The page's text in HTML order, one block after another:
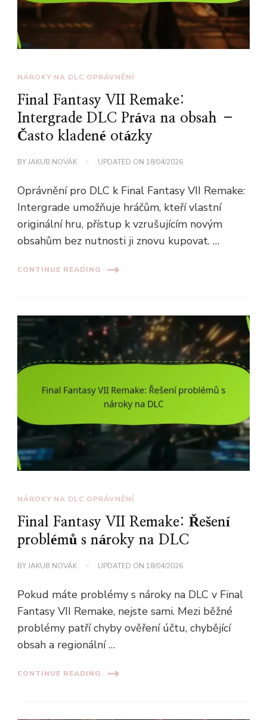
NÁROKY NA DLC OPRÁVNĚNÍ
Final Fantasy VII Remake:
Intergrade DLC Práva na obsah –
Často kladené otázky
BYJAKUB NOVÁK UPDATED ON 18/04/2026
Oprávnění pro DLC k Final Fantasy VII Remake:
Intergrade umožňuje hráčům, kteří vlastní
originální hru, přístup k vzrušujícím novým
obsahům bez nutnosti ji znovu kupovat. …
CONTINUE READING
NÁROKY NA DLC OPRÁVNĚNÍ
Final Fantasy VII Remake: Řešení
problémů s nároky na DLC
BYJAKUB NOVÁK UPDATED ON 18/04/2026
Pokud máte problémy s nároky na DLC v Final
Fantasy VII Remake, nejste sami. Mezi běžné
problémy patří chyby ověření účtu, chybějící
obsah a regionální …
CONTINUE READING